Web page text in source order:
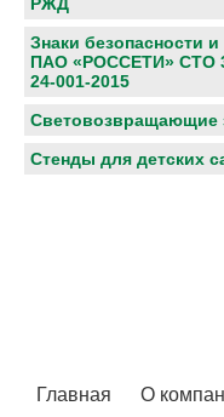
Знаки безопасности
ПАО «РОССЕТИ» СТО
24-001-2015
Световозвращающие
Cтенды для детских
Главная О